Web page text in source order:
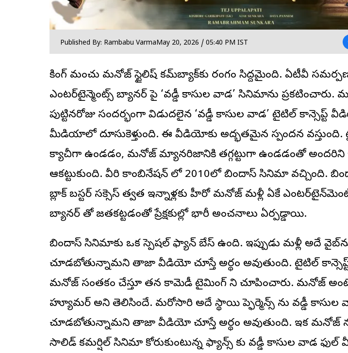
Published By: Rambabu VarmaMay 20, 2026 / 05:40 PM IST
రాకింగ్ మంచు మనోజ్ స్టైలిష్‌ కమ్‌బ్యాక్‌కు రంగం సిద్దమైంది. ఏటీవీ
ఎంటర్‌టైన్మెంట్స్ బ్యానర్ పై ‘వడ్డీ కాసుల వాడ’ సినిమాను ప్రకటించారు.
పుట్టినరోజు సందర్భంగా విడుదలైన ‘వడ్డీ కాసుల వాడ’ టైటిల్
మీడియాలో దూసుకెళ్తుంది. ఈ వీడియోకు అద్భతమైన స్పందన వస్తుంది.
క్యాచీగా ఉండడం, మనోజ్ మ్యానరిజానికి తగ్గట్టుగా ఉండడంతో అందరిని
ఆకట్టుకుంది. వీరి కాంబినేషన్ లో 2010లో బిందాస్ సినిమా వచ్చింది.
బ్లాక్ బస్టర్ సక్సెస్ తర్వాత ఇన్నాళ్లకు హీరో మనోజ్ మళ్లీ ఏకే
బ్యానర్ తో జతకట్టడంతో ప్రేక్షకుల్లో భారీ అంచనాలు ఏర్పడ్డాయి.
బిందాస్ సినిమాకు ఒక స్పెషల్ ఫ్యాన్ బేస్ ఉంది. ఇప్పుడు మళ్లీ అదే
చూడబోతున్నామని తాజా వీడియో చూస్తే అర్థం అవుతుంది. టైటిల్
మనోజ్ సంతకం చేస్తూ తన కామెడీ టైమింగ్‌ ని చూపించారు. మనోజ్ అంటే
హ్యూమర్ అని తెలిసిందే. మరోసారి అదే స్థాయి పెర్ఫార్మెన్స్ ను వడ్డీ
చూడబోతున్నామని తాజా వీడియో చూస్తే అర్థం అవుతుంది. ఇక మనోజ్
సాలిడ్ కమర్షిల్ సినిమా కోరుకుంటున్న ఫ్యాన్స్‌ కు వడ్డీ కాసుల వాడ ఫుల్